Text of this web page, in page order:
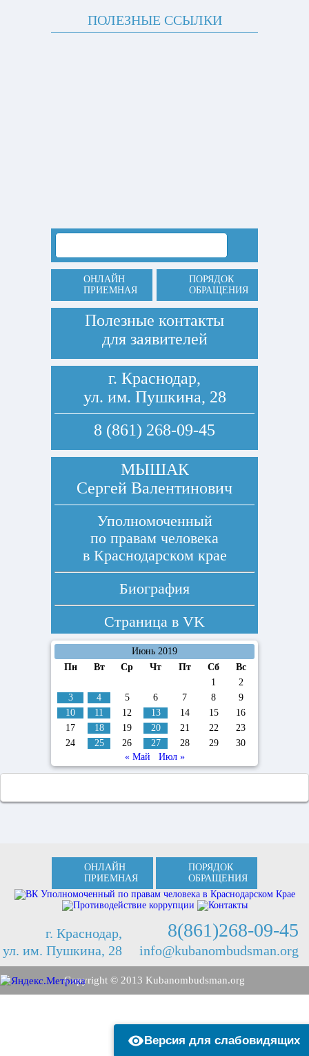
ПОЛЕЗНЫЕ ССЫЛКИ
ОНЛАЙН
ПРИЕМНАЯ
ПОРЯДОК
ОБРАЩЕНИЯ
Полезные контакты
для заявителей
г. Краснодар,
ул. им. Пушкина, 28
8 (861) 268-09-45
МЫШАК
Сергей Валентинович
Уполномоченный
по правам человека
в Краснодарском крае
Биография
Страница в VK
Июнь 2019
Пн
Вт Ср Чт Пт Сб
Вс
1
2
3
4 5 6 7 8
9
10
11 12 13 14 15
16
17
18 19 20 21 22
23
24
25 26 27 28 29
30
« Май
Июл »
ОНЛАЙН
ПРИЕМНАЯ
ПОРЯДОК
ОБРАЩЕНИЯ
г. Краснодар,
ул. им. Пушкина, 28
8(861)268-09-45
info@kubanombudsman.org
Copyright © 2013 Kubanombudsman.org
Версия для слабовидящих